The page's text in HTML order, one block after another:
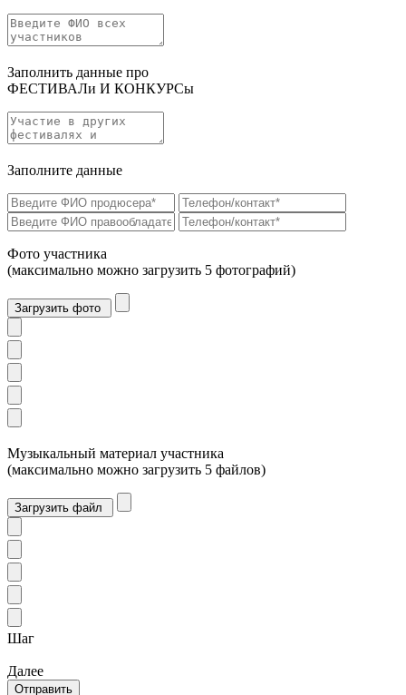
Заполнить данные про
ФЕСТИВАЛи И КОНКУРСы
Заполните данные
Фото участника
(максимально можно загрузить 5 фотографий)
Загрузить фото
Музыкальный материал участника
(максимально можно загрузить 5 файлов)
Загрузить файл
Шаг
Далее